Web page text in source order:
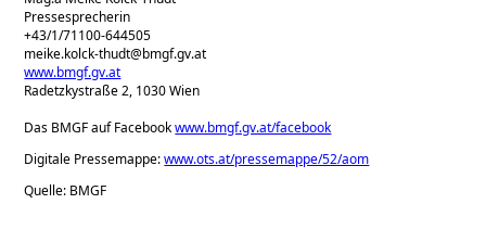
Pressesprecherin
+43/1/71100-644505
meike.kolck-thudt@bmgf.gv.at
www.bmgf.gv.at
Radetzkystraße 2, 1030 Wien
Das BMGF auf Facebookwww.bmgf.gv.at/facebook
Digitale Pressemappe:www.ots.at/pressemappe/52/aom
Quelle: BMGF